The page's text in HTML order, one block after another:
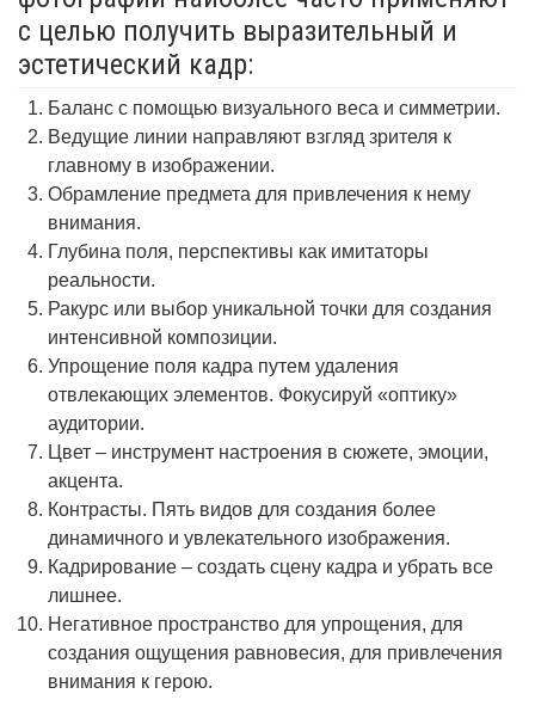
с целью получить выразительный и
эстетический кадр:
Баланс с помощью визуального веса и симметрии.
Ведущие линии направляют взгляд зрителя к
главному в изображении.
Обрамление предмета для привлечения к нему
внимания.
Глубина поля, перспективы как имитаторы
реальности.
Ракурс или выбор уникальной точки для создания
интенсивной композиции.
Упрощение поля кадра путем удаления
отвлекающих элементов. Фокусируй «оптику»
аудитории.
Цвет – инструмент настроения в сюжете, эмоции,
акцента.
Контрасты. Пять видов для создания более
динамичного и увлекательного изображения.
Кадрирование – создать сцену кадра и убрать все
лишнее.
Негативное пространство для упрощения, для
создания ощущения равновесия, для привлечения
внимания к герою.